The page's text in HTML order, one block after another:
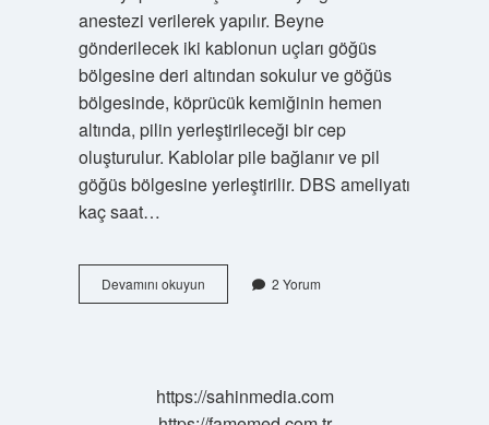
anestezi verilerek yapılır. Beyne
gönderilecek iki kablonun uçları göğüs
bölgesine deri altından sokulur ve göğüs
bölgesinde, köprücük kemiğinin hemen
altında, pilin yerleştirileceği bir cep
oluşturulur. Kablolar pile bağlanır ve pil
göğüs bölgesine yerleştirilir. DBS ameliyatı
kaç saat…
Devamını okuyunDbs
Teknigi
2 Yorum
https://sahinmedia.com